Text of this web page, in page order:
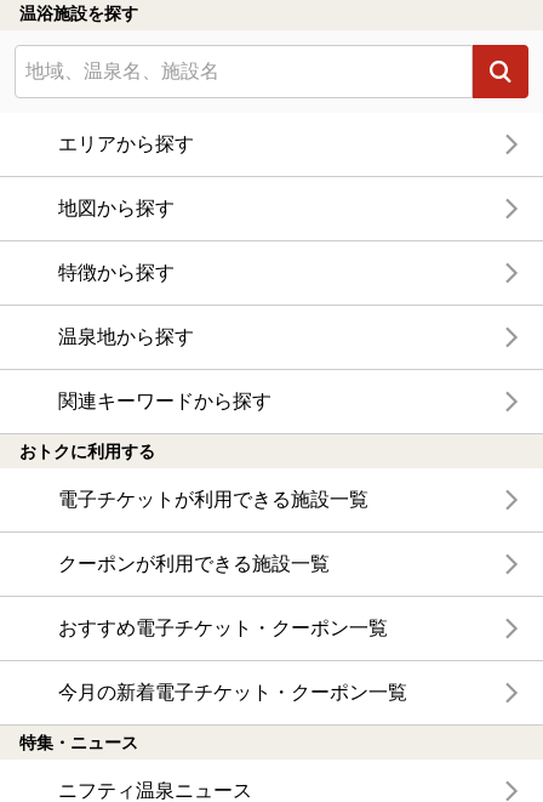
温浴施設を探す
エリアから探す
地図から探す
特徴から探す
温泉地から探す
関連キーワードから探す
おトクに利用する
電子チケットが利用できる施設一覧
クーポンが利用できる施設一覧
おすすめ電子チケット・クーポン一覧
今月の新着電子チケット・クーポン一覧
特集・ニュース
ニフティ温泉ニュース